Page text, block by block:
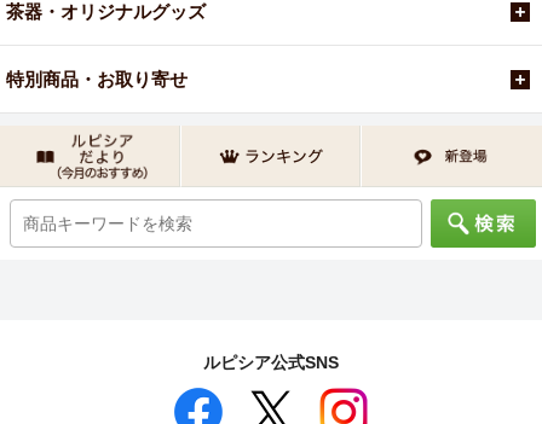
茶器・オリジナルグッズ
特別商品・お取り寄せ
ルピシア公式SNS